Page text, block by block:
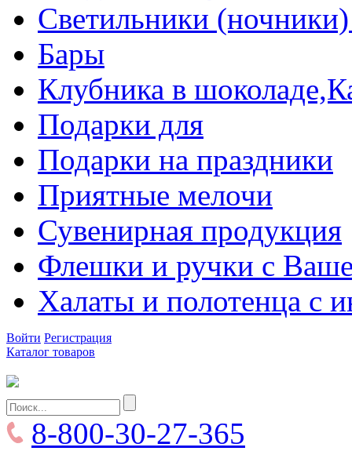
Светильники
Бары
Клубника в
Подарки для
Подарки на праздники
Приятные мелочи
Сувенирная продукция
Флешки и ручки с
Халаты и полотенца с
Войти Регистрация
Каталог товаров
8-800-30-27-365